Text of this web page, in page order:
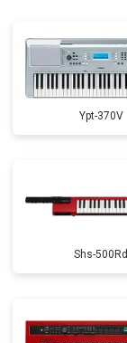
Ypt-370V
Shs-500Rd